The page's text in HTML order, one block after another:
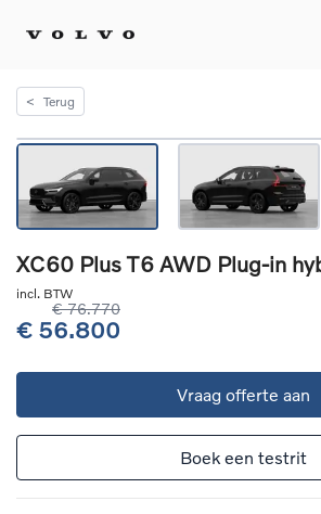
< Terug
XC60 Plus T6 AWD Plug-in
incl. BTW
€ 76.770
€ 56.800
Vraag offerte aan
Boek een testrit